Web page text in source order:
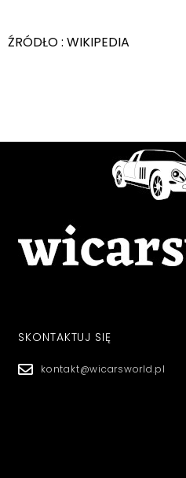
ŹRÓDŁO : WIKIPEDIA
SKONTAKTUJ SIĘ
kontakt@wicarsworld.pl